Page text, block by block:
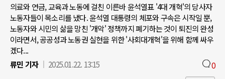
의료와 연금, 교육과 노동에 걸친 이른바 윤석열표 '4대 개혁'의 당사자
노동자들이 목소리를 냈다. 윤석열 대통령의 체포와 구속은 시작일 뿐,
노동자와 시민의 삶을 망친 '개악' 정책까지 폐기하는 것이 퇴진의 완성
이라면서, 공공성과 노동권 실현을 위한 '사회대개혁'을 위해 함께 싸우
겠다...
류민 기자
2025.01.22. 13:15 0